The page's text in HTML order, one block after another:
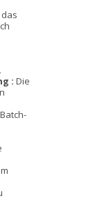
das
: Die